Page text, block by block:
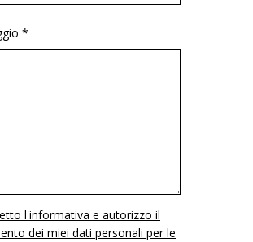
*
l'informativa e autorizzo il
dei miei dati personali per le